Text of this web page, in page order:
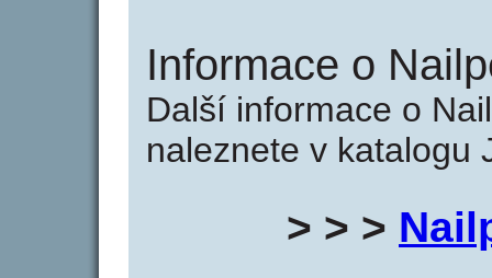
Informace o
Další informace o
naleznete v katalogu
> > >